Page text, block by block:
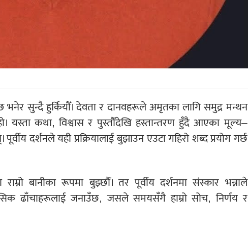
भनेर सुन्दै हुर्कियौँ। देवता र दानवहरूले अमृतका लागि समुद्र मन्थन
यस्ता कथा, विश्वास र पुस्तौँदेखि हस्तान्तरण हुँदै आएका मूल्य–
दर्शनले यही प्रक्रियालाई बुझाउन एउटा गहिरो शब्द प्रयोग गर्छ
बानीका रूपमा बुझ्छौँ। तर पूर्वीय दर्शनमा संस्कार भन्नाले
ढाँचाहरूलाई जनाउँछ, जसले समयसँगै हाम्रो सोच, निर्णय र